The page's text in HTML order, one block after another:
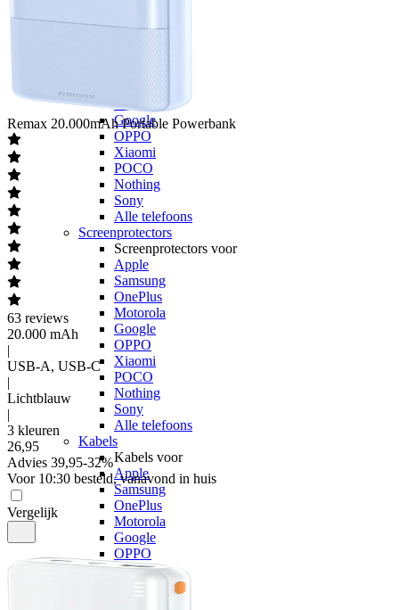
Hoesjes
Hoesjes voor
Apple
Samsung
Motorola
Google
OPPO
Xiaomi
POCO
Nothing
Sony
Alle telefoons
Screenprotectors
Screenprotectors voor
Apple
Samsung
OnePlus
Motorola
Google
OPPO
Xiaomi
POCO
Nothing
Sony
Alle telefoons
Kabels
Kabels voor
Apple
Samsung
OnePlus
Motorola
Google
OPPO
Xiaomi
POCO
Nothing
Remax 20.000mAh Portable Powerbank
63 reviews
20.000 mAh
|
USB-A, USB-C
|
Lichtblauw
|
3 kleuren
26,95
Advies 39,95-32%
Voor 10:30 besteld, vanavond in huis
Vergelijk